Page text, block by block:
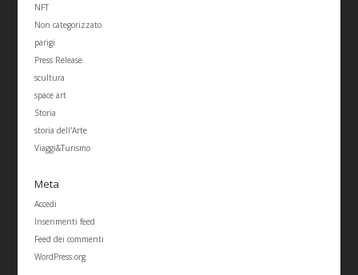
NFT
Non categorizzato
parigi
Press Release
scultura
space art
Storia
storia dell'Arte
Viaggi&Turismo
Meta
Accedi
Inserimenti feed
Feed dei commenti
WordPress.org